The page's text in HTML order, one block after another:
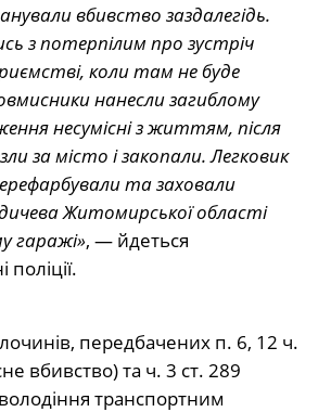
вбивство заздалегідь.
з потерпілим про зустріч
коли там не буде
нанесли загиблому
несумісні з життям, після
за місто і закопали. Легковик
та заховали
Житомирської області
гаражі», — йдеться
передбачених п. 6, 12 ч.
вбивство) та ч. 3 ст. 289
транспортним